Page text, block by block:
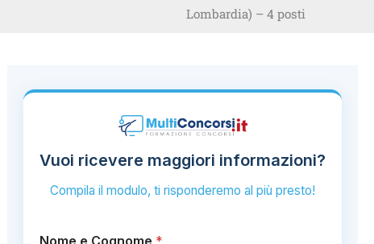
Lombardia) – 4 posti
Vuoi ricevere maggiori informazioni?
Compila il modulo, ti risponderemo al più presto!
Nome e Cognome *